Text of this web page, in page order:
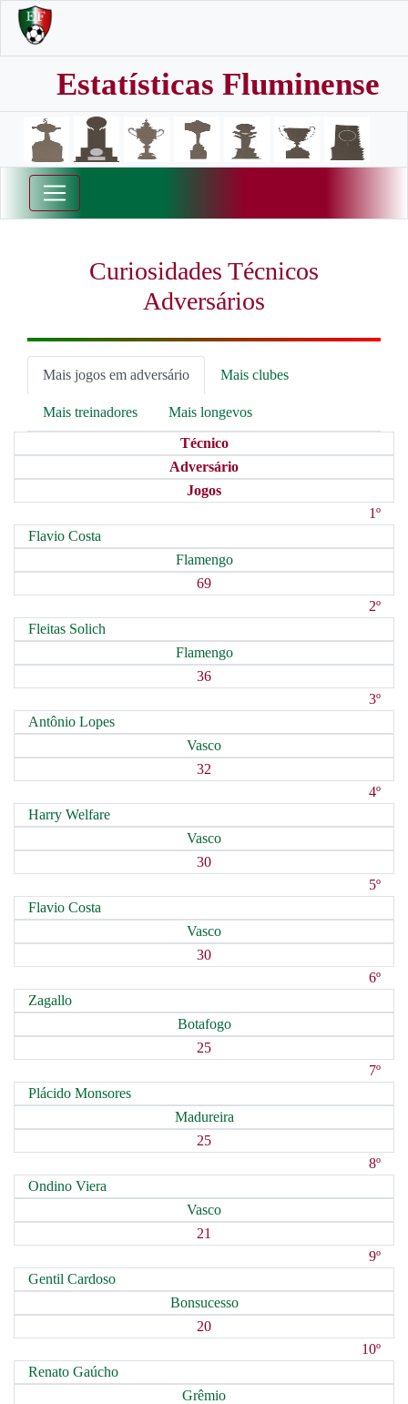
Estatísticas Fluminense
Curiosidades Técnicos
Adversários
Mais jogos em adversário Mais clubes
Mais treinadores
Mais longevos
Técnico
Adversário
Jogos
1º
Flavio Costa
Flamengo
69
2º
Fleitas Solich
Flamengo
36
3º
Antônio Lopes
Vasco
32
4º
Harry Welfare
Vasco
30
5º
Flavio Costa
Vasco
30
6º
Zagallo
Botafogo
25
7º
Plácido Monsores
Madureira
25
8º
Ondino Viera
Vasco
21
9º
Gentil Cardoso
Bonsucesso
20
10º
Renato Gaúcho
Grêmio